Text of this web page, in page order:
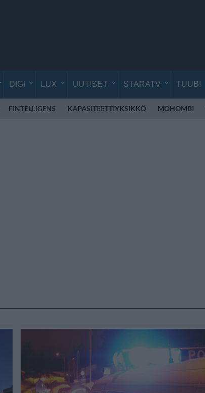
DIGI LUX UUTISET STARATV TUUBI
FINTELLIGENS KAPASITEETTIYKSIKKÖ MOHOMBI